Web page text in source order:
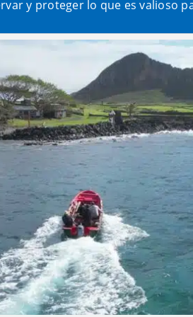
y proteger lo que es valioso